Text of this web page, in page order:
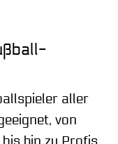
aller
von
hin zu Profis.